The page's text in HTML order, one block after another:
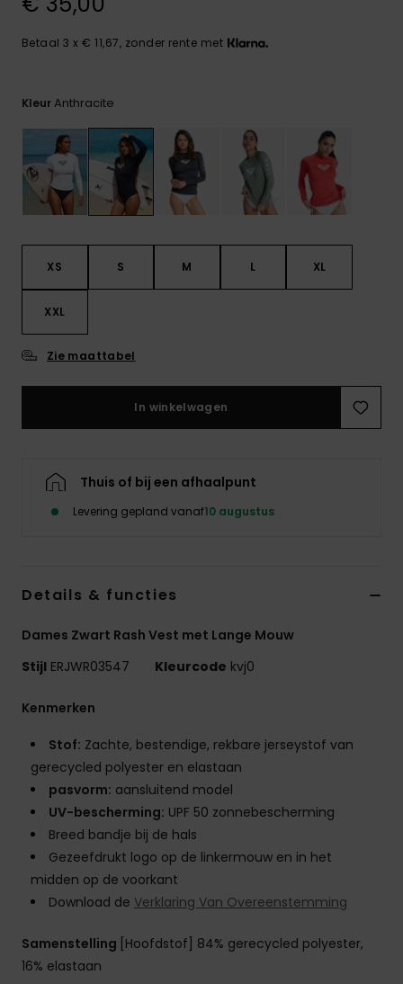
Hoeden &
mutsen
Zonnebrillen
Wetsuits
Accessoires
ROXY APP
Betaal 3 x € 11,67, zonder rente met
KleurAnthracite
XS S M L XL
XXL
Zie maattabel
In winkelwagen
Thuis of bij een afhaalpunt
Levering gepland vanaf10 augustus
Details & functies
Dames Zwart Rash Vest met Lange Mouw
Stijl ERJWR03547 Kleurcode kvj0
Kenmerken
Stof: Zachte, bestendige, rekbare jerseystof van
gerecycled polyester en elastaan
pasvorm: aansluitend model
UV-bescherming: UPF 50 zonnebescherming
Breed bandje bij de hals
Gezeefdrukt logo op de linkermouw en in het
midden op de voorkant
Download de Verklaring Van Overeenstemming
Samenstelling [Hoofdstof] 84% gerecycled polyester,
16% elastaan